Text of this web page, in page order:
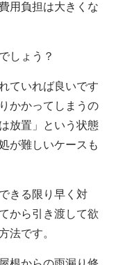
用負担は大きくな
しょう？
ていれば良いです
かかってしまうの
放置」という状態
が難しいケースも
きる限り早く対
から引き渡して欲
法です。